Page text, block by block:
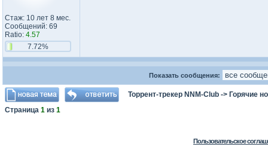
Стаж: 10 лет 8 мес.
Сообщений: 69
Ratio: 4.57
7.72%
Показать сообщения:
Торрент-трекер NNM-Club -> Горячие
Страница 1 из 1
Пользовательское